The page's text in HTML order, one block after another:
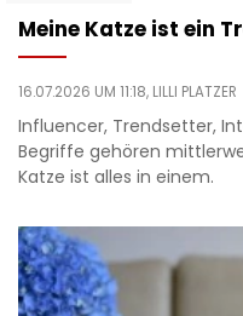
Meine Katze ist ein
16.07.2026 UM 11:18, LILLI PLATZER
Influencer, Trendsetter,
Begriffe gehören
Katze ist alles in einem.